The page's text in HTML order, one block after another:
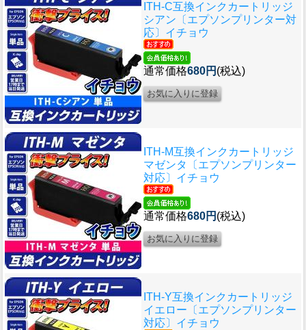
ITH-C互換インクカートリッジ
シアン〔エプソンプリンター対
応〕イチョウ
通常価格680円 (税込)
ITH-M互換インクカートリッジ
マゼンタ〔エプソンプリンター
対応〕イチョウ
通常価格680円 (税込)
ITH-Y互換インクカートリッジ
イエロー〔エプソンプリンター
対応〕イチョウ